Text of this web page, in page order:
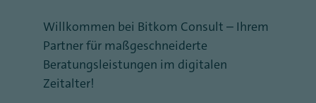
Willkommen bei Bitkom Consult – Ihrem
Partner für maßgeschneiderte
Beratungsleistungen im digitalen
Zeitalter!